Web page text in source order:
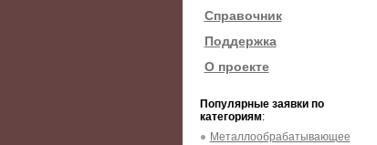
Справочник
Поддержка
О проекте
Популярные заявки по
категориям:
Металлообрабатывающее